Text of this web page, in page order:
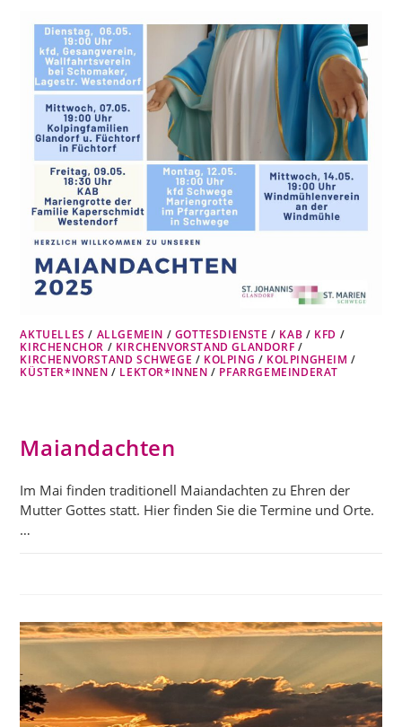
AKTUELLES / ALLGEMEIN / GOTTESDIENSTE / KAB / KFD /
KIRCHENCHOR / KIRCHENVORSTAND GLANDORF /
KIRCHENVORSTAND SCHWEGE / KOLPING / KOLPINGHEIM /
KÜSTER*INNEN / LEKTOR*INNEN / PFARRGEMEINDERAT
Maiandachten
Im Mai finden traditionell Maiandachten zu Ehren der
Mutter Gottes statt. Hier finden Sie die Termine und Orte.
…